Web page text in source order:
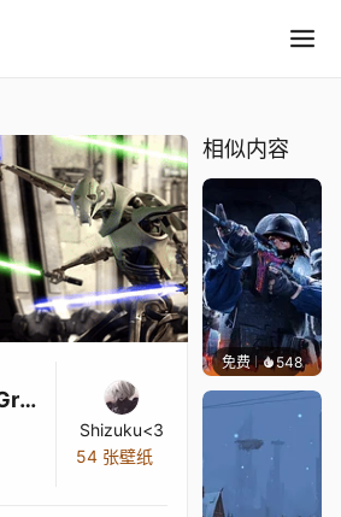
Shizuku<3
54 张壁纸
相似内容
免费 548小鬼